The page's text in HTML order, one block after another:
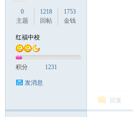
0
主题
1218
回帖
1753
金钱
红福中校
积分 1231
发消息
回复